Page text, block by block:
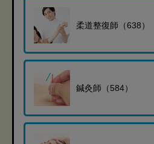
柔道整復師（638）
鍼灸師（584）